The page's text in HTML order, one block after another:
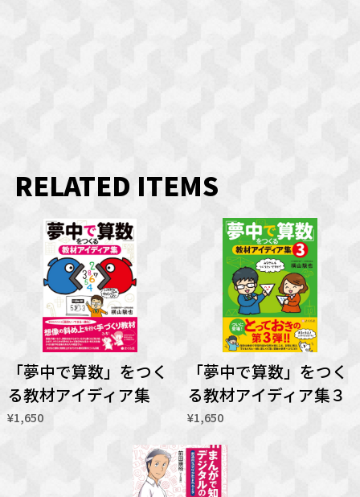
RELATED ITEMS
「夢中で算数」をつく
る教材アイディア集
¥1,650
「夢中で算数」をつく
る教材アイディア集３
¥1,650